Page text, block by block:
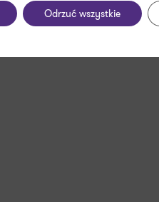
Odrzuć wszystkie